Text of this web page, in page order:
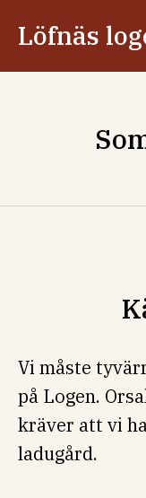
Löfnäs
Vi måste
på Logen.
kräver att vi
ladugård.